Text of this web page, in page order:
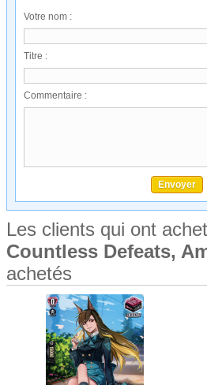
Votre nom :
Titre :
Commentaire :
Les clients qui ont
Countless Defeats,
achetés